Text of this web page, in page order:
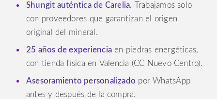
Shungit auténtica de Carelia. Trabajamos solo
con proveedores que garantizan el origen
original del mineral.
25 años de experienciaen piedras energéticas,
con tienda física en Valencia (CC Nuevo Centro).
Asesoramiento personalizado por WhatsApp
antes y después de la compra.